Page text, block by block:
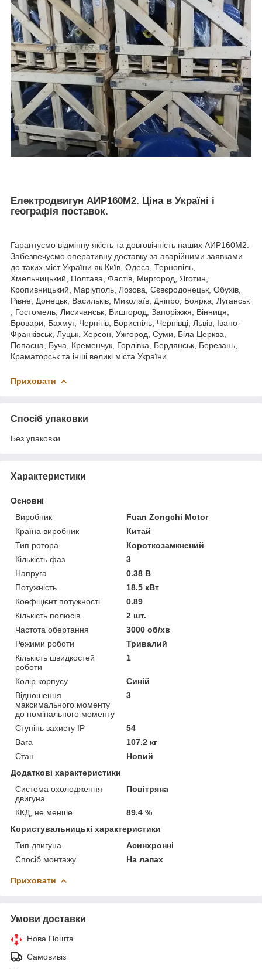
Електродвигун АИР160М2. Ціна в Україні і
географія поставок.
Гарантуємо відмінну якість та довговічність наших АИР160М2.
Забезпечуємо оперативну доставку за аварійними заявками
до таких міст України як Київ, Одеса, Тернопіль,
Хмельницький, Полтава, Фастів, Миргород, Яготин,
Кропивницький, Маріуполь, Лозова, Сєвєродонецьк, Обухів,
Рівне, Донецьк, Васильків, Миколаїв, Дніпро, Боярка, Луганськ
, Гостомель, Лисичанськ, Вишгород, Запоріжжя, Вінниця,
Бровари, Бахмут, Чернігів, Бориспіль, Чернівці, Львів, Івано-
Франківськ, Луцьк, Херсон, Ужгород, Суми, Біла Церква,
Попасна, Буча, Кременчук, Горлівка, Бердянськ, Березань,
Краматорськ та інші великі міста України.
Приховати
Спосіб упаковки
Без упаковки
Характеристики
Основні
Виробник
Fuan Zongchi Motor
Країна виробник
Китай
Тип ротора
Короткозамкнений
Кількість фаз
3
Напруга
0.38 В
Потужність
18.5 кВт
Коефіцієнт потужності
0.89
Кількість полюсів
2 шт.
Частота обертання
3000 об/хв
Режими роботи
Тривалий
Кількість швидкостей
роботи
1
Колір корпусу
Синій
Відношення
максимального моменту
до номінального моменту
3
Ступінь захисту IP
54
Вага
107.2 кг
Стан
Новий
Додаткові характеристики
Система охолодження
двигуна
Повітряна
ККД, не менше
89.4 %
Користувальницькі характеристики
Тип двигуна
Асинхронні
Спосіб монтажу
На лапах
Приховати
Умови доставки
Нова Пошта
Самовивіз